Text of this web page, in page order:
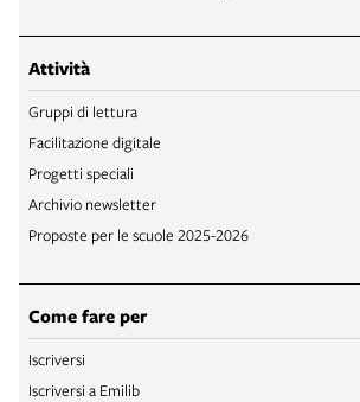
Attività
Gruppi di lettura
Facilitazione digitale
Progetti speciali
Archivio newsletter
Proposte per le scuole 2025-2026
Come fare per
Iscriversi
Iscriversi a Emilib